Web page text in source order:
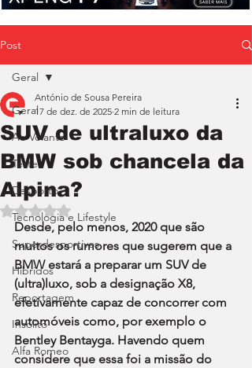
Post
Geral
Ao Volante
Teste
Desporto
Tecnologia e Lifestyle
Superdesportivos
Híbridos
Reportagem
Insólito
Alfa Romeo
Geral
SUV de ultraluxo da
BMW sob chancela da
Alpina?
António de Sousa Pereira
17 de dez. de 2025 2 min de leitura
Avaliado com NaN de 5 estrelas.
Desde, pelo menos, 2020 que são
muitos os rumores que sugerem que a
BMW estará a preparar um SUV de
(ultra)luxo, sob a designação X8,
efetivamente capaz de concorrer com
automóveis como, por exemplo o
Bentley Bentayga. Havendo quem
considere que essa foi a missão do